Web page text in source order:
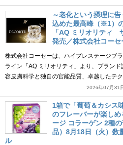
～老化という摂理に
込めた最高峰（※1）
「AQ ミリオリティ
発売／株式会社コーセ
株式会社コーセーは、ハイプレステージブ
ライン「AQ ミリオリティ」より、ブラン
容皮膚科学と独自の官能品質、卓越したテ
2026年07月31
1箱で「葡萄＆カシス
のフレーバーが楽し
ージ コラーゲン 2種
品）8月18日（火）数
ル